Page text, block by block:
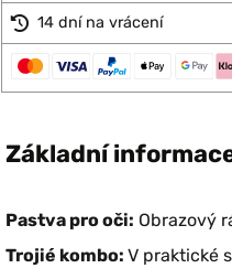
14 dní na vrácení
Základní
Pastva pro oči: Obrazový
Trojié kombo: V praktické